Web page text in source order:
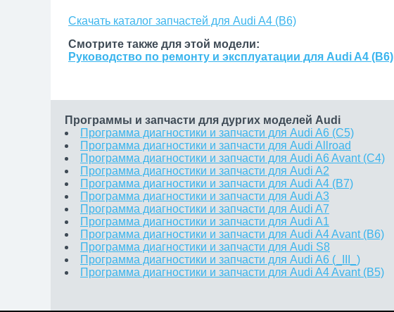
Скачать каталог запчастей для Audi A4 (B6)
Смотрите также для этой модели:
Руководство по ремонту и эксплуатации для Audi A4 (B6)
Программы и запчасти для дургих моделей Audi
Программа диагностики и запчасти для Audi A6 (C5)
Программа диагностики и запчасти для Audi Allroad
Программа диагностики и запчасти для Audi A6 Avant (C4)
Программа диагностики и запчасти для Audi A2
Программа диагностики и запчасти для Audi A4 (B7)
Программа диагностики и запчасти для Audi A3
Программа диагностики и запчасти для Audi A7
Программа диагностики и запчасти для Audi A1
Программа диагностики и запчасти для Audi A4 Avant (B6)
Программа диагностики и запчасти для Audi S8
Программа диагностики и запчасти для Audi A6 (_III_)
Программа диагностики и запчасти для Audi A4 Avant (B5)